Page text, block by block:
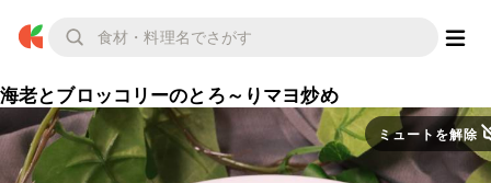
海老とブロッコリーのとろ～りマヨ炒め
ミュートを解除